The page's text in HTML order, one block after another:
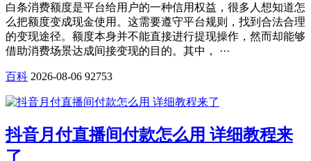
白条消费额度是平台给用户的一种信用权益，很多人想知道怎
么把额度变成现金使用。这需要遵守平台规则，找到合法合理
的变现途径。额度本身并不能直接进行提现操作，然而却能够
借助消费场景达成间接变现的目的。其中， ···
百科 2026-08-06 92753
抖音月付直播间付款怎么用 详细教程来
了